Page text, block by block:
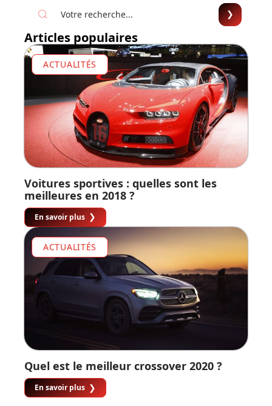
Articles populaires
ACTUALITÉS
Voitures sportives : quelles sont les
meilleures en 2018 ?
En savoir plus
ACTUALITÉS
Quel est le meilleur crossover 2020 ?
En savoir plus